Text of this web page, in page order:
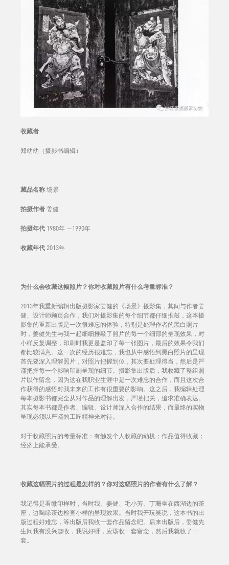
收藏者
郑幼幼（摄影书编辑）
藏品名称 场景
拍摄作者 姜健
拍摄年代 1980年 —1990年
收藏年代 2013年
为什么会收藏这幅照片？你对收藏照片有什么考量标准？
2013年我重新编辑出版摄影家姜健的《场景》摄影集，其间与作者姜
健、设计师顾页合作，我们对摄影集的每个细节都仔细推敲，这本摄
影集的重新出版是一次很难忘的体验，特别是处理作者的黑白照片
时，姜健先生与我一起细细推敲了照片的每一个细部的呈现效果，对
小样反复调整，印刷时我更是监印了每一张图片，最后的效果令我们
都比较满意。这一次的经历很难忘，我也从中感悟到黑白照片的呈现
首先要深入理解照片，对照片把握到位，其次要处理得当，然后是严
谨把握每一个影响印刷呈现的细节。摄影集出版后，我收藏了整组照
片以作留念，因为这在我职业生涯中是一次难忘的合作，而且这次合
作获得的感悟对我未来的工作有很重要的影响。这之后，我编辑处理
每本摄影书都完全从对作品的理解出发，严谨把关，追求准确表达。
其实每本书都是作者、编辑、设计师深入合作的结果，而最终的实物
呈现必须以严谨的工匠精神来对待。
对于收藏照片的考量标准：有触发个人收藏的动机；作品值得收藏；
经济上能承受。
收藏这幅照片的过程是怎样的？你对这幅照片的作者有什么了解？
我记得是看微印样时，当时我、姜健、毛小芳、丁珊坐在西湖边的茶
座，边喝绿茶边检查小样的呈现效果。当时我开玩笑说，这本书的出
版过程好难忘，等出版后我收一套作品留念吧。后来出版后，姜健先
生问我有没兴趣收，我说好呀，应该收一套留念，然后我就收了一
套。